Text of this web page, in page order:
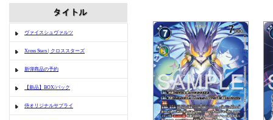
ヴァイスシュヴァルツ
Xross Stars | クロススターズ
新弾商品の予約
【新品】BOX/パック
侍オリジナルサプライ